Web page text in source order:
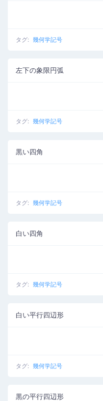
タグ: 幾何学記号
左下の象限円弧
タグ: 幾何学記号
黒い四角
タグ: 幾何学記号
白い四角
タグ: 幾何学記号
白い平行四辺形
タグ: 幾何学記号
黒の平行四辺形